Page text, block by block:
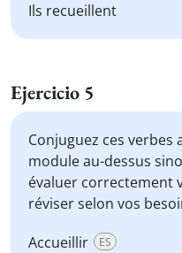
Ils recueillent
Ejercicio 5
Conjuguez ces verbes
module au-dessus
évaluer correctement
réviser selon vos
Accueillir
ES